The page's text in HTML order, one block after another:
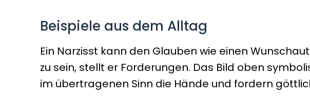
Beispiele aus dem Alltag
Ein Narzisst kann den Glauben wie einen
zu sein, stellt er Forderungen. Das Bild oben
im übertragenen Sinn die Hände und fordern